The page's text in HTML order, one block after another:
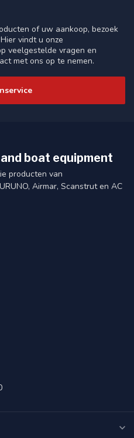
of uw aankoop, bezoek
vindt u onze
veelgestelde vragen en
met ons op te nemen.
boat equipment
producten van
Airmar, Scanstrut en AC